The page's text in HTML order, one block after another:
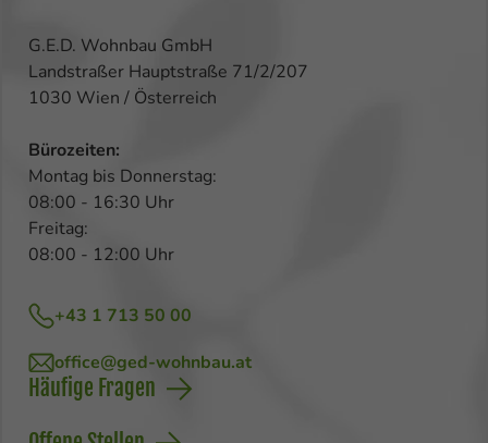
G.E.D. Wohnbau GmbH
Landstraßer Hauptstraße 71/2/207
1030 Wien / Österreich
Bürozeiten:
Montag bis Donnerstag:
08:00 - 16:30 Uhr
Freitag:
08:00 - 12:00 Uhr
+43 1 713 50 00
office@ged-wohnbau.at
Häufige Fragen